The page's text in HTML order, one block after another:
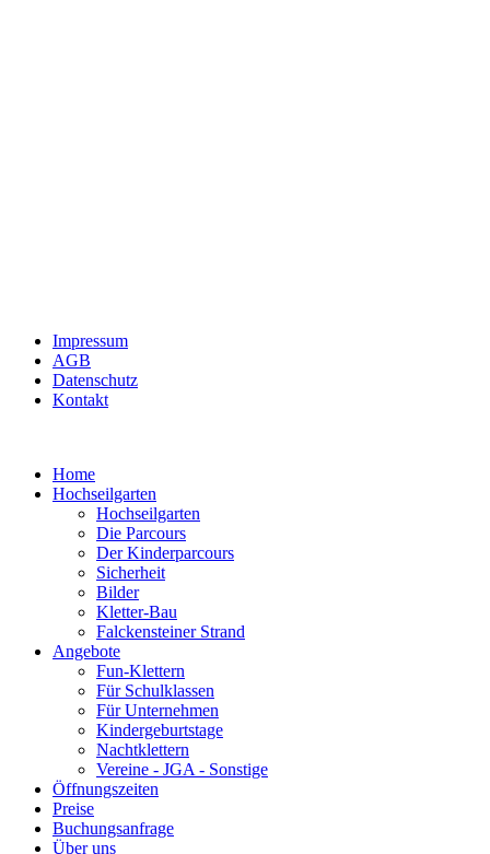
Impressum
AGB
Datenschutz
Kontakt
Home
Hochseilgarten
Hochseilgarten
Die Parcours
Der Kinderparcours
Sicherheit
Bilder
Kletter-Bau
Falckensteiner Strand
Angebote
Fun-Klettern
Für Schulklassen
Für Unternehmen
Kindergeburtstage
Nachtklettern
Vereine - JGA - Sonstige
Öffnungszeiten
Preise
Buchungsanfrage
Über uns